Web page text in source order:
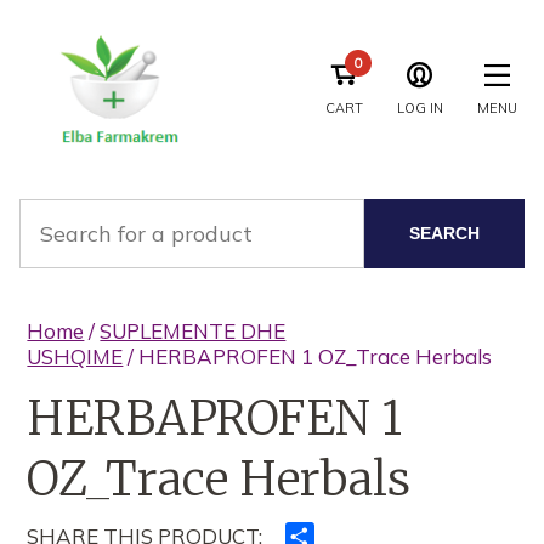
CART
0
LOG IN MENU
SEARCH
Home /SUPLEMENTE DHE
USHQIME/ HERBAPROFEN 1 OZ_Trace Herbals
HERBAPROFEN 1
OZ_Trace Herbals
SHARE THIS PRODUCT: